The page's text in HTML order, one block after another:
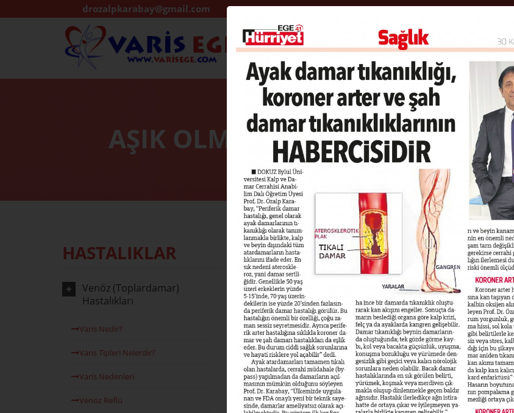
drozalpkarabay@gmail.com
ANA SAYFA HASTALIKLAR
AŞIK OLMAK KALP KRİZİ
HASTALIKLAR
Venöz (Toplardamar)
Hastalıkları
Varis Nedir?
Varis Tipleri Nelerdir?
Varis Nedenleri
Venöz Reflü